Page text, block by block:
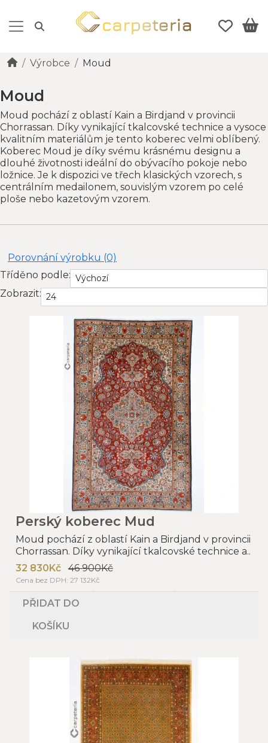
Výrobce Moud
Moud
Moud pochází z oblastí Kain a Birdjand v provincii
Chorrassan. Díky vynikající tkalcovské technice a vysoce
kvalitním materiálům je tento koberec velmi oblíbený.
Koberec Moud je díky svému krásnému designu a
dlouhé životnosti ideální do obývacího pokoje nebo
ložnice. Je k dispozici ve třech klasických vzorech, s
centrálním medailonem, souvislým vzorem po celé
ploše nebo kazetovým vzorem.
Porovnání výrobku (0)
Tříděno podle:
Zobrazit:
Perský koberec Mud
Moud pochází z oblastí Kain a Birdjand v provincii
Chorrassan. Díky vynikající tkalcovské technice a..
32 830Kč
46 900Kč
Cena bez DPH: 27 132Kč
PŘIDAT DO
KOŠÍKU